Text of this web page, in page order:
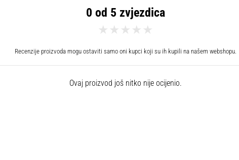
0 od 5 zvjezdica
Recenzije proizvoda mogu ostaviti samo oni kupci koji su ih kupili na našem webshopu.
Ovaj proizvod još nitko nije ocijenio.